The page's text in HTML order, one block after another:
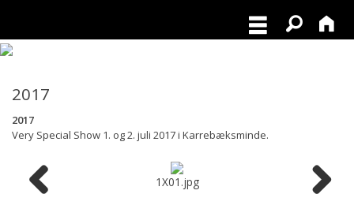
2017
2017
Very Special Show 1. og 2. juli 2017 i Karrebæksminde.
1X01.jpg